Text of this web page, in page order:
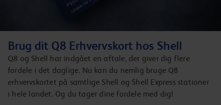
Brug dit Q8 Erhvervskort hos Shell
Q8 og Shell har indgået en aftale, der giver dig flere
fordele i det daglige. Nu kan du nemlig bruge Q8
erhvervskortet på samtlige Shell og Shell Express stationer
i hele landet. Og du tager dine fordele med dig!